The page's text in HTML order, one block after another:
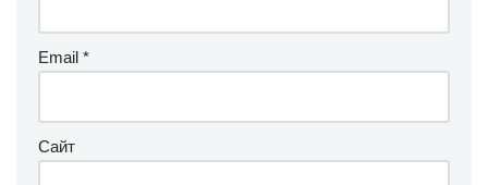
Email *
Сайт